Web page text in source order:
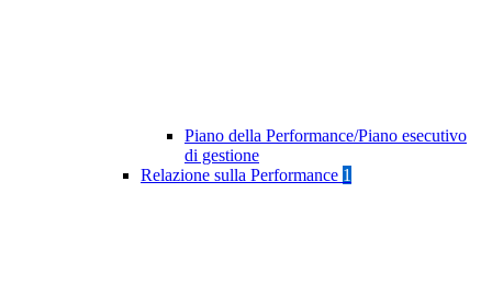
Piano della Performance/Piano esecutivo
di gestione
Relazione sulla Performance 1